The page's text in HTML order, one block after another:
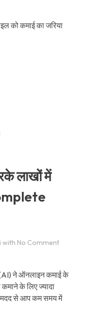
को कमाई का जरिया
लाखों में
with No Comment
ने ऑनलाइन कमाई के
के लिए ज्यादा
मदद से आप कम समय में